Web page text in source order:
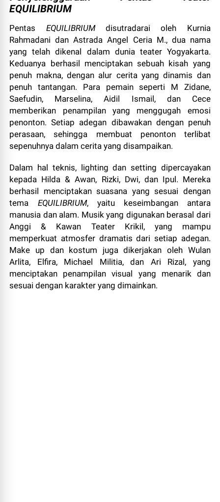
EQUILIBRIUM
Pentas EQUILIBRIUMdisutradarai oleh Kurnia
Rahmadani dan Astrada Angel Ceria M., dua nama
yang telah dikenal dalam dunia teater Yogyakarta.
Keduanya berhasil menciptakan sebuah kisah yang
penuh makna, dengan alur cerita yang dinamis dan
penuh tantangan. Para pemain seperti M Zidane,
Saefudin, Marselina, Aidil Ismail, dan Cece
memberikan penampilan yang menggugah emosi
penonton. Setiap adegan dibawakan dengan penuh
perasaan, sehingga membuat penonton terlibat
sepenuhnya dalam cerita yang disampaikan.
Dalam hal teknis, lighting dan setting dipercayakan
kepada Hilda & Awan, Rizki, Dwi, dan Ipul. Mereka
berhasil menciptakan suasana yang sesuai dengan
tema EQUILIBRIUM, yaitu keseimbangan antara
manusia dan alam. Musik yang digunakan berasal dari
Anggi & Kawan Teater Krikil, yang mampu
memperkuat atmosfer dramatis dari setiap adegan.
Make up dan kostum juga dikerjakan oleh Wulan
Arlita, Elfira, Michael Militia, dan Ari Rizal, yang
menciptakan penampilan visual yang menarik dan
sesuai dengan karakter yang dimainkan.